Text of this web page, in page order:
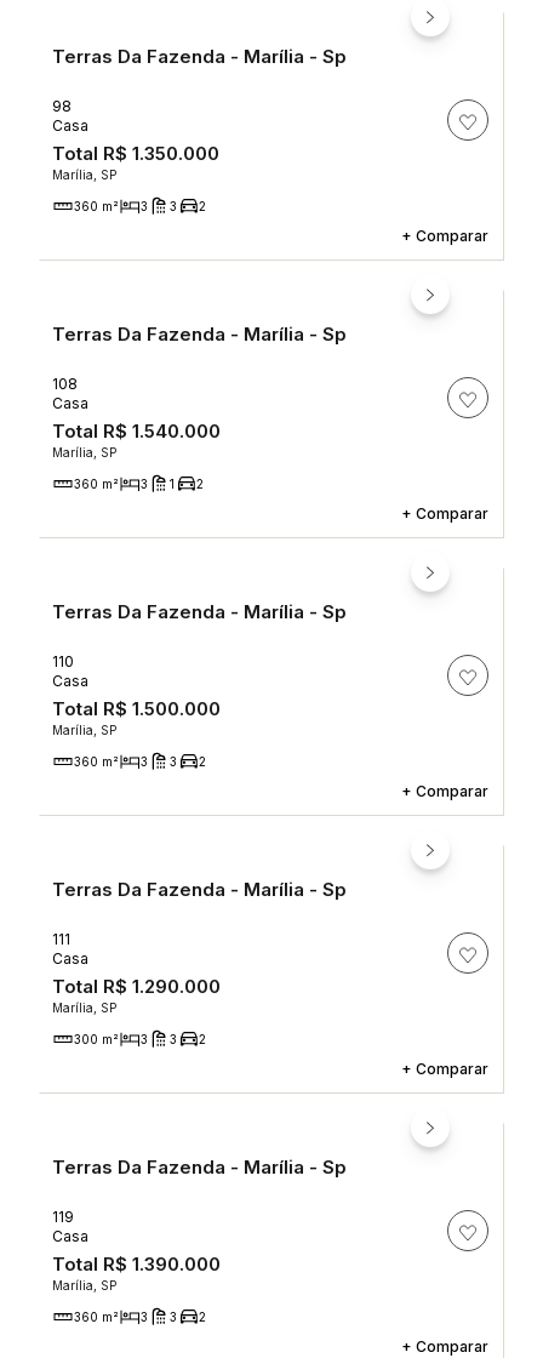
Terras Da Fazenda - Marília - Sp
98
Casa
Total R$ 1.350.000
Marília, SP
360 m² 3 3 2
+ Comparar
Terras Da Fazenda - Marília - Sp
108
Casa
Total R$ 1.540.000
Marília, SP
360 m² 3 1 2
+ Comparar
Terras Da Fazenda - Marília - Sp
110
Casa
Total R$ 1.500.000
Marília, SP
360 m² 3 3 2
+ Comparar
Terras Da Fazenda - Marília - Sp
111
Casa
Total R$ 1.290.000
Marília, SP
300 m² 3 3 2
+ Comparar
Terras Da Fazenda - Marília - Sp
119
Casa
Total R$ 1.390.000
Marília, SP
360 m² 3 3 2
+ Comparar